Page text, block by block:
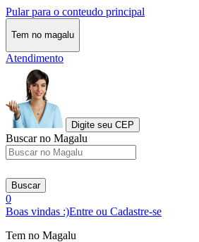
Pular para o conteudo principal
Tem no magalu
Atendimento
Digite seu CEP
Buscar no Magalu
Buscar
0
Boas vindas :)Entre ou Cadastre-se
Tem no Magalu